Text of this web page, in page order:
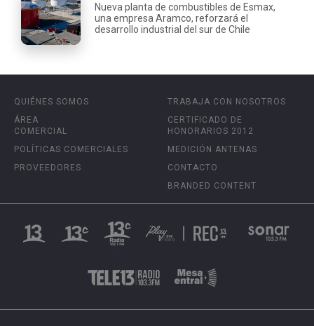
Nueva planta de combustibles de Esmax,
una empresa Aramco, reforzará el
desarrollo industrial del sur de Chile
QUIÉNES SOMOS
ÁREA
COMERCIAL
POLÍTICAS COMERCIALES
PROVEEDORES
TRABAJA CON NOSOTROS
CERTIFICADO DE
HONORARIOS 2012
MEDICIÓN ANTENAS
CONTACTO
BRANDED CONTENT